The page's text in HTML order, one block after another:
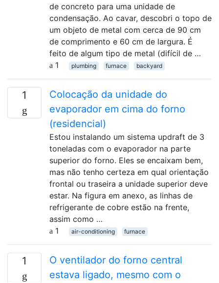
de concreto para uma unidade de
condensação. Ao cavar, descobri o topo de
um objeto de metal com cerca de 90 cm
de comprimento e 60 cm de largura. É
feito de algum tipo de metal (difícil de …
1
plumbing furnace backyard
1
Colocação da unidade do
evaporador em cima do forno
(residencial)
Estou instalando um sistema updraft de 3
toneladas com o evaporador na parte
superior do forno. Eles se encaixam bem,
mas não tenho certeza em qual orientação
frontal ou traseira a unidade superior deve
estar. Na figura em anexo, as linhas de
refrigerante de cobre estão na frente,
assim como …
1
air-conditioning furnace
1
O ventilador do forno central
estava ligado, mesmo com o